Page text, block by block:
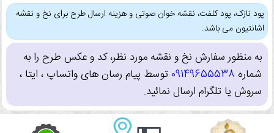
پود نازک، پود کلفت، نقشه خوان صوتی و هزینه ارسال طرح برای نخ و نقشه
اشانتیون می باشد.
به منظور سفارش نخ و نقشه مورد نظر، کد و عکس طرح را به
شماره 09149655538توسط پیام رسان های واتساپ ، ایتا ،
سروش یا تلگرام ارسال نمائید.